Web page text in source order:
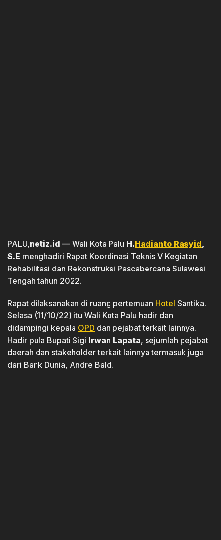
PALU,netiz.id — Wali Kota Palu H.Hadianto Rasyid,
S.E menghadiri Rapat Koordinasi Teknis V Kegiatan
Rehabilitasi dan Rekonstruksi Pascabercana Sulawesi
Tengah tahun 2022.
Rapat dilaksanakan di ruang pertemuan Hotel Santika.
Selasa (11/10/22) itu Wali Kota Palu hadir dan
didampingi kepala OPD dan pejabat terkait lainnya.
Hadir pula Bupati Sigi Irwan Lapata, sejumlah pejabat
daerah dan stakeholder terkait lainnya termasuk juga
dari Bank Dunia, Andre Bald.